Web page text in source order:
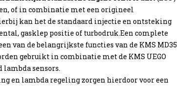
of in combinatie met een origineel
kan het de standaard injectie en ontsteking
gasklep positie of turbodruk.Een complete
van de belangrijkste functies van de KMS MD35
gebruikt in combinatie met de KMS UEGO
sensors.
en lambda regeling zorgen hierdoor voor een